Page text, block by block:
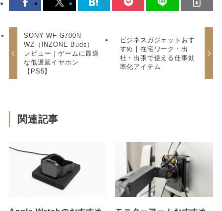
SONY WF-G700N
WZ（INZONE Buds）
レビュー｜ゲームに最適
な低遅延イヤホン
【PS5】
ビジネスガジェットおす
すめ｜在宅ワーク・出
社・出張で使える仕事効
率化アイテム
関連記事